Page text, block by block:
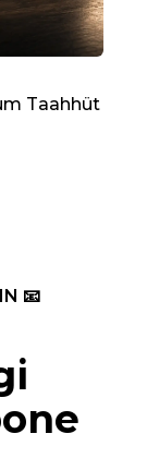
Taahhüt
📧